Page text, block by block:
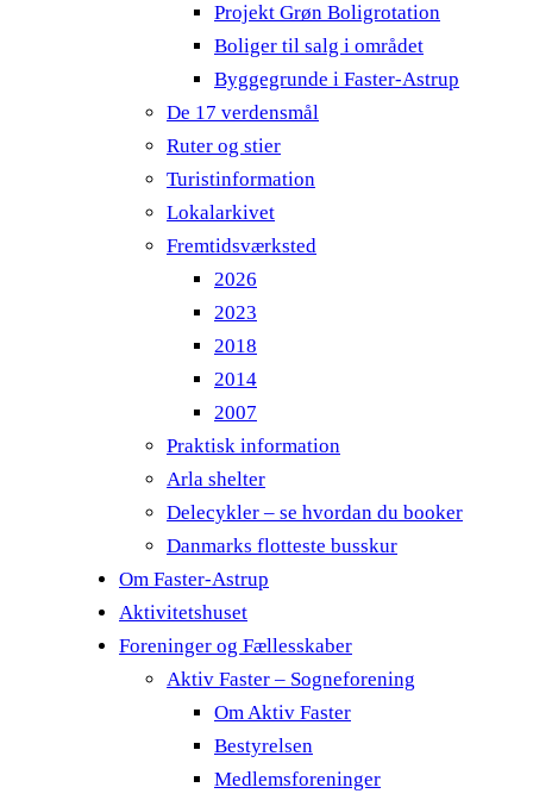
Projekt Grøn Boligrotation
Boliger til salg i området
Byggegrunde i Faster-Astrup
De 17 verdensmål
Ruter og stier
Turistinformation
Lokalarkivet
Fremtidsværksted
2026
2023
2018
2014
2007
Praktisk information
Arla shelter
Delecykler – se hvordan du booker
Danmarks flotteste busskur
Om Faster-Astrup
Aktivitetshuset
Foreninger og Fællesskaber
Aktiv Faster – Sogneforening
Om Aktiv Faster
Bestyrelsen
Medlemsforeninger